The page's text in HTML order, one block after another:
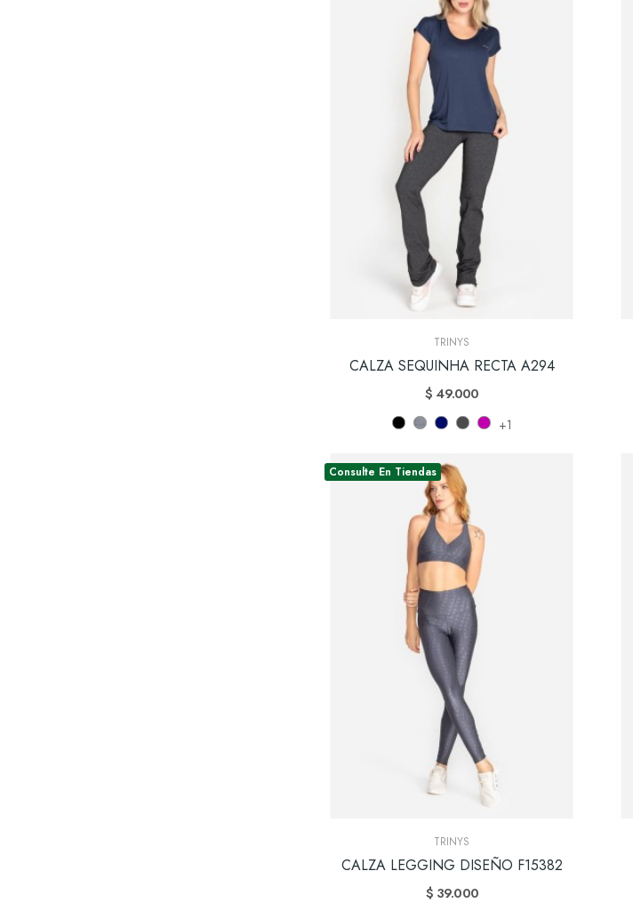
TRINYS
CALZA SEQUINHA RECTA A294
$ 49.000
+1
Consulte En Tiendas
TRINYS
CALZA LEGGING DISEÑO F15382
$ 39.000